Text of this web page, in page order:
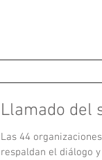
Llamado del
Las 44
respaldan el diálogo